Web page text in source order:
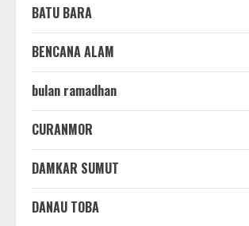
BATU BARA
BENCANA ALAM
bulan ramadhan
CURANMOR
DAMKAR SUMUT
DANAU TOBA